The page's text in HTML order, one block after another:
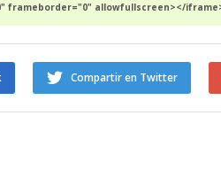
frameborder="0" allowfullscreen></
Compartir en Twitter